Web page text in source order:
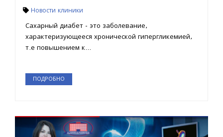
Новости клиники
Сахарный диабет - это заболевание,
характеризующееся хронической гипергликемией,
т.е повышением к...
ПОДРОБНО